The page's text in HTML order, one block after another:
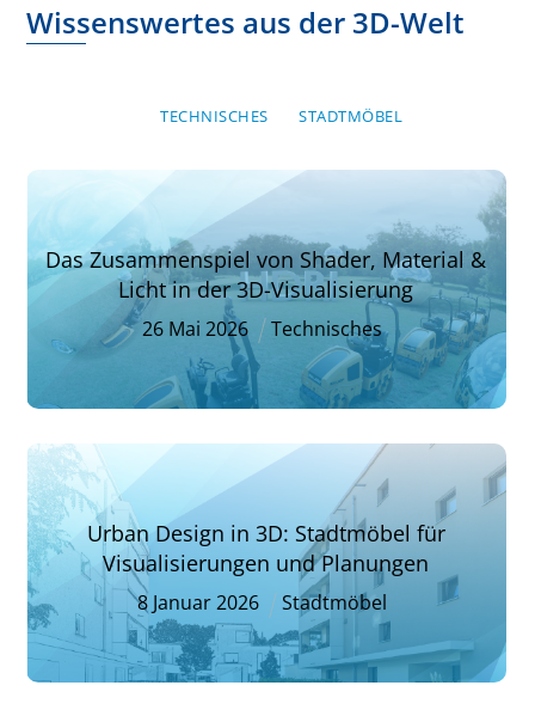
Wissenswertes aus der 3D-Welt
TECHNISCHES STADTMÖBEL
Das Zusammenspiel von Shader, Material &
Licht in der 3D-Visualisierung
26 Mai 2026 Technisches
Urban Design in 3D: Stadtmöbel für
Visualisierungen und Planungen
8 Januar 2026 Stadtmöbel